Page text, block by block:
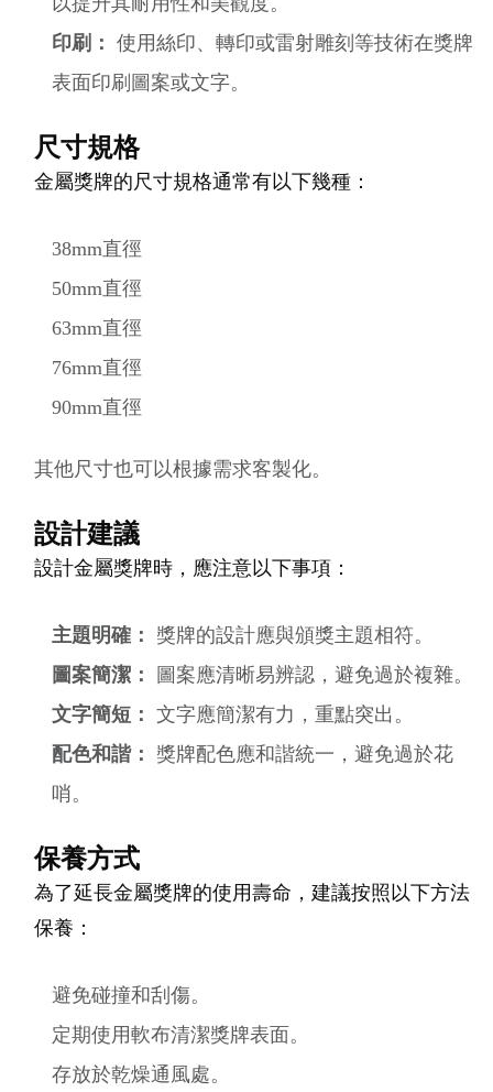
印刷： 使用絲印、轉印或雷射雕刻等技術在獎牌
表面印刷圖案或文字。
尺寸規格
金屬獎牌的尺寸規格通常有以下幾種：
38mm直徑
50mm直徑
63mm直徑
76mm直徑
90mm直徑
其他尺寸也可以根據需求客製化。
設計建議
設計金屬獎牌時，應注意以下事項：
主題明確：
獎牌的設計應與頒獎主題相符。
圖案簡潔：
圖案應清晰易辨認，避免過於複雜。
文字簡短： 文字應簡潔有力，重點突出。
配色和諧：
獎牌配色應和諧統一，避免過於花
哨。
保養方式
為了延長金屬獎牌的使用壽命，建議按照以下方法
保養：
避免碰撞和刮傷。
定期使用軟布清潔獎牌表面。
存放於乾燥通風處。